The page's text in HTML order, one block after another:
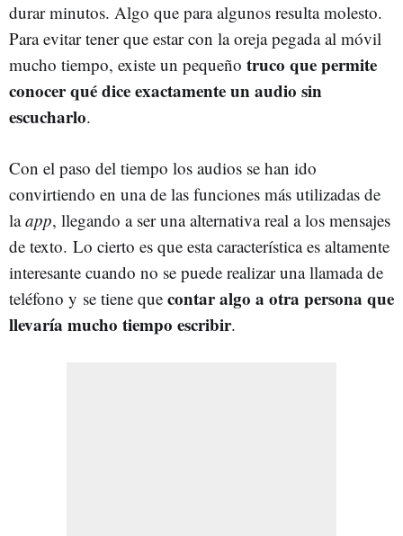
durar minutos. Algo que para algunos resulta molesto.
Para evitar tener que estar con la oreja pegada al móvil
mucho tiempo, existe un pequeño truco que permite
conocer qué dice exactamente un audio sin
escucharlo.
Con el paso del tiempo los audios se han ido
convirtiendo en una de las funciones más utilizadas de
laapp, llegando a ser una alternativa real a los mensajes
de texto. Lo cierto es que esta característica es altamente
interesante cuando no se puede realizar una llamada de
teléfono y se tiene que contar algo a otra persona que
llevaría mucho tiempo escribir.